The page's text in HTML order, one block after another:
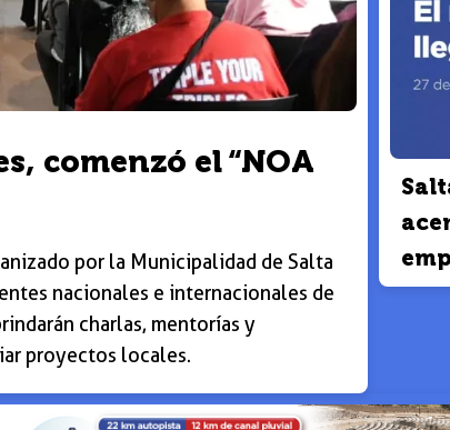
comenzó el “NOA
por la Municipalidad de Salta
nacionales e internacionales de
charlas, mentorías y
proyectos locales.